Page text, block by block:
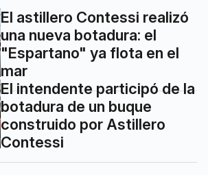
El astillero Contessi realizó
una nueva botadura: el
"Espartano" ya flota en el
mar
El intendente participó de la
botadura de un buque
construido por Astillero
Contessi